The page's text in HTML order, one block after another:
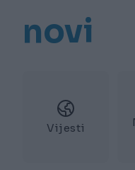
novi
Vijesti